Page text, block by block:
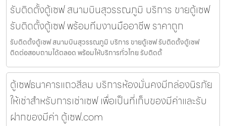
รับติดตั้งตู้เซฟ สนามบินสุวรรณภูมิ บริการ ขายตู้เซฟ
รับติดตั้งตู้เซฟ พร้อมทีมงานมืออาชีพ ราคาถูก
รับติดตั้งตู้เซฟ สนามบินสุวรรณภูมิ บริการ ขายตู้เซฟ รับติดตั้งตู้เซฟ
ติดต่อสอบถามได้ตลอด พร้อมให้บริการทั่วไทย รับติดตั้
ตู้เซฟธนาคารแถวสีลม บริการห้องมั่นคงมีกล่องนิรภัย
ให้เช่าสำหรับการเช่าเซฟ เพื่อเป็นที่เก็บของมีค่าและรับ
ฝากของมีค่า ตู้เซฟ.com